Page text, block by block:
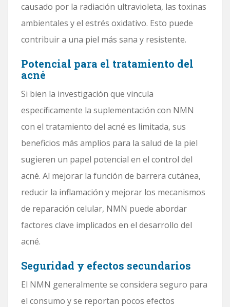
causado por la radiación ultravioleta, las toxinas
ambientales y el estrés oxidativo. Esto puede
contribuir a una piel más sana y resistente.
Potencial para el tratamiento del
acné
Si bien la investigación que vincula
específicamente la suplementación con NMN
con el tratamiento del acné es limitada, sus
beneficios más amplios para la salud de la piel
sugieren un papel potencial en el control del
acné. Al mejorar la función de barrera cutánea,
reducir la inflamación y mejorar los mecanismos
de reparación celular, NMN puede abordar
factores clave implicados en el desarrollo del
acné.
Seguridad y efectos secundarios
El NMN generalmente se considera seguro para
el consumo y se reportan pocos efectos